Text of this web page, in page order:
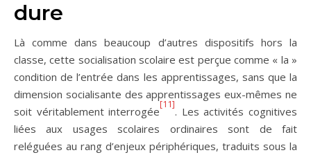
dure
Là comme dans beaucoup d’autres dispositifs hors la
classe, cette socialisation scolaire est perçue comme « la »
condition de l’entrée dans les apprentissages, sans que la
dimension socialisante des apprentissages eux-mêmes ne
soit véritablement interrogée
[11]
. Les activités cognitives
liées aux usages scolaires ordinaires sont de fait
reléguées au rang d’enjeux périphériques, traduits sous la